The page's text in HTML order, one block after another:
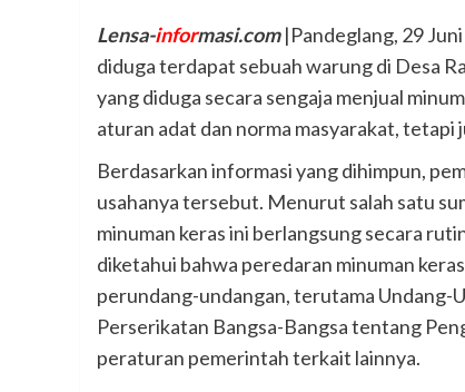
Lensa-informasi.com|Pandeglang, 29
diduga terdapat sebuah warung di Desa
yang diduga secara sengaja menjual
aturan adat dan norma masyarakat,
Berdasarkan informasi yang dihimpun,
usahanya tersebut. Menurut salah satu
minuman keras ini berlangsung secara
diketahui bahwa peredaran minuman
perundang-undangan, terutama Undang-
Perserikatan Bangsa-Bangsa tentang
peraturan pemerintah terkait lainnya.